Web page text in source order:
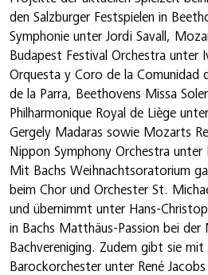
den Salzburger Festspielen in
Symphonie unter Jordi Savall,
Budapest Festival Orchestra unter
Orquesta y Coro de la Comunidad
de la Parra, Beethovens Missa
Philharmonique Royal de Liège
Gergely Madaras sowie Mozarts
Nippon Symphony Orchestra
Mit Bachs Weihnachtsoratorium
beim Chor und Orchester St.
und übernimmt unter Hans-
in Bachs Matthäus-Passion bei der
Bachvereniging. Zudem gibt sie mit
Barockorchester unter René